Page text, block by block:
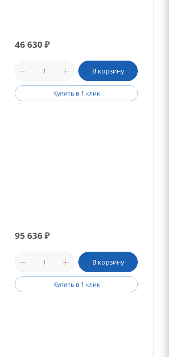
46 630 ₽
В корзину
Купить в 1 клик
95 636 ₽
В корзину
Купить в 1 клик